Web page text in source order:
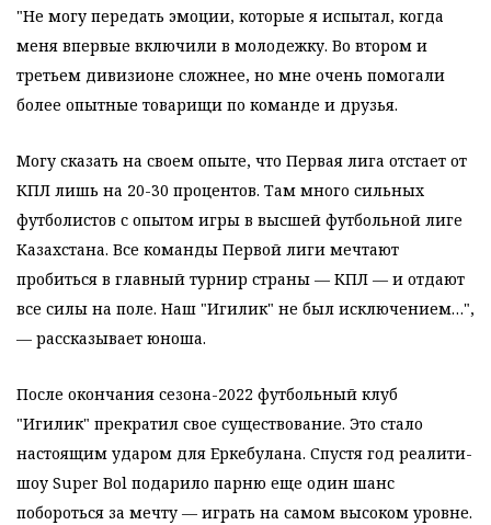
"Не могу передать эмоции, которые я испытал, когда
меня впервые включили в молодежку. Во втором и
третьем дивизионе сложнее, но мне очень помогали
более опытные товарищи по команде и друзья.
Могу сказать на своем опыте, что Первая лига отстает от
КПЛ лишь на 20-30 процентов. Там много сильных
футболистов с опытом игры в высшей футбольной лиге
Казахстана. Все команды Первой лиги мечтают
пробиться в главный турнир страны — КПЛ — и отдают
все силы на поле. Наш "Игилик" не был исключением…",
— рассказывает юноша.
После окончания сезона-2022 футбольный клуб
"Игилик" прекратил свое существование. Это стало
настоящим ударом для Еркебулана. Спустя год реалити-
шоу Super Bol подарило парню еще один шанс
побороться за мечту — играть на самом высоком уровне.